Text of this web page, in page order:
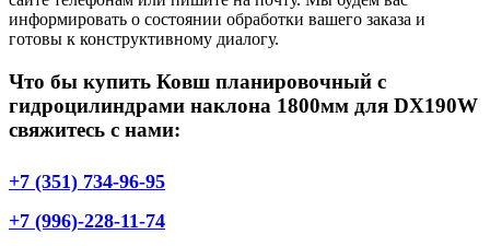
информировать о состоянии обработки вашего заказа и
готовы к конструктивному диалогу.
Что бы купить Ковш планировочный с
гидроцилиндрами наклона 1800мм для DX190W
свяжитесь с нами:
+7 (351) 734-96-95
+7 (996)-228-11-74